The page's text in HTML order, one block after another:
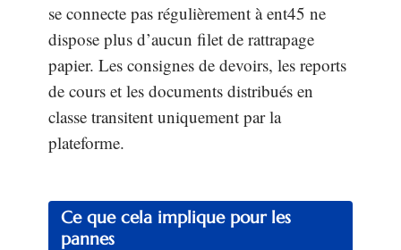
se connecte pas régulièrement à ent45 ne
dispose plus d’aucun filet de rattrapage
papier. Les consignes de devoirs, les reports
de cours et les documents distribués en
classe transitent uniquement par la
plateforme.
Ce que cela implique pour les
pannes